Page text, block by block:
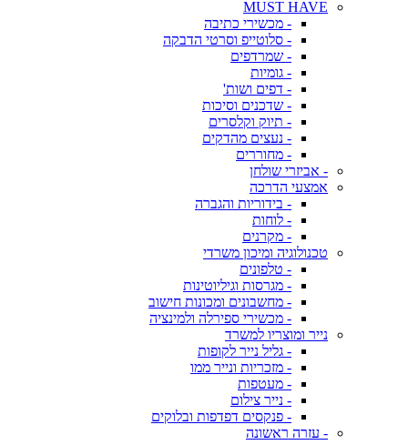
MUST HAVE
- מכשירי כתיבה
- סלוטייפ וסרטי הדבקה
- שמרדפים
- גומיות
- דפים ושות'
- שדכנים וסיכות
- תיוק וקלסרים
- נעצים מהדקים
- מחוררים
- אביזרי שולחן
אמצעי הדרכה
- בידוריות והגברה
- לוחות
- מקרנים
טכנולוגיה ומיכון משרדי
- טלפונים
- מגרסות וגיליוטינות
- מחשבונים ומכונות חישוב
- מכשירי ספירלה ולמינציה
נייר ומוצריו למשרד
- גליל נייר לקופות
- מזכריות ונייר ממו
- מעטפות
- נייר צילום
- פנקסים דפדפות ובלוקים
- עזרה ראשונה